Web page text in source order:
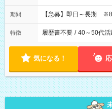
期間 【急募】即日～長期 ※8
特徴 履歴書不要 / 40～50代活
気になる！